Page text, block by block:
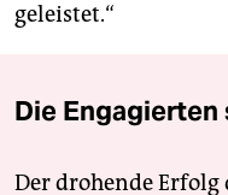
geleistet.“
Die Engagierten
Der drohende Erfolg